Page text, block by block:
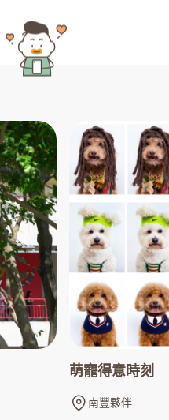
萌寵得意時刻
南豐夥伴